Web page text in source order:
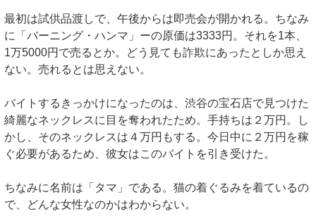
最初は試供品渡しで、午後からは即売会が開かれる。ちなみ
に「バーニング・ハンマ」ーの原価は3333円。それを1本、
1万5000円で売るとか。どう見ても詐欺にあったとしか思え
ない。売れるとは思えない。
バイトするきっかけになったのは、渋谷の宝石店で見つけた
綺麗なネックレスに目を奪われたため。手持ちは２万円。し
かし、そのネックレスは４万円もする。今日中に２万円を稼
ぐ必要があるため、彼女はこのバイトを引き受けた。
ちなみに名前は「タマ」である。猫の着ぐるみを着ているの
で、どんな女性なのかはわからない。